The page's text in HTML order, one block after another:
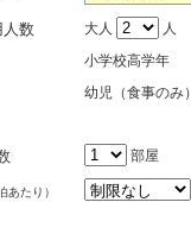
人数 大人
人
小学校高学年
幼児（食事のみ）
部屋
あたり）